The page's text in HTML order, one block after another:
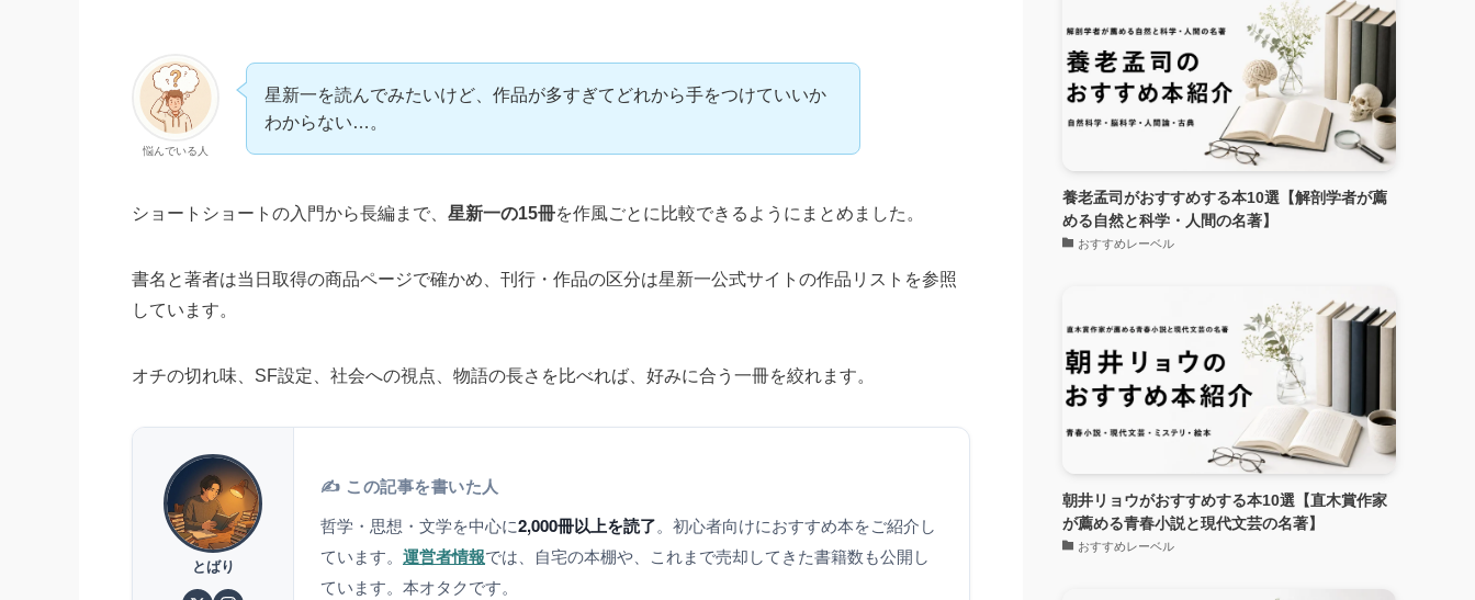
悩んでいる人
星新一を読んでみたいけど、作品が多すぎてどれから手をつけていいか
わからない…。
ショートショートの入門から長編まで、 星新一の15冊を作風ごとに比較できるようにまとめました。
書名と著者は当日取得の商品ページで確かめ、刊行・作品の区分は星新一公式サイトの作品リストを参照
しています。
オチの切れ味、SF設定、社会への視点、物語の長さを比べれば、好みに合う一冊を絞れます。
とばり
✍️ この記事を書いた人
哲学・思想・文学を中心に2,000冊以上を読了。初心者向けにおすすめ本をご紹介し
ています。 運営者情報では、自宅の本棚や、これまで売却してきた書籍数も公開し
ています。本オタクです。
養老孟司がおすすめする本10選【解剖学者が薦
める自然と科学・人間の名著】
おすすめレーベル
朝井リョウがおすすめする本10選【直木賞作家
が薦める青春小説と現代文芸の名著】
おすすめレーベル